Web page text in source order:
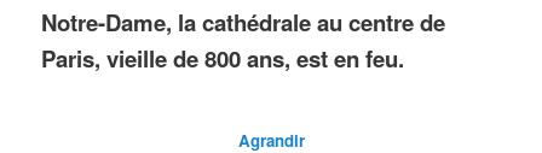
Notre-Dame, la cathédrale au centre de
Paris, vieille de 800 ans, est en feu.
Agrandir